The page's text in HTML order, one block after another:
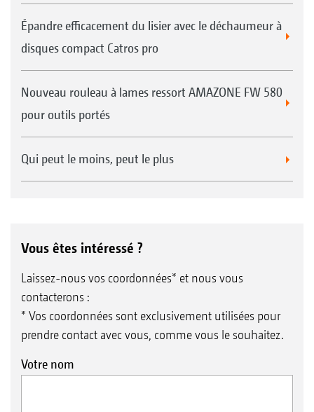
Épandre efficacement du lisier avec le déchaumeur à
disques compact Catros pro
Nouveau rouleau à lames ressort AMAZONE FW 580
pour outils portés
Qui peut le moins, peut le plus
Vous êtes intéressé ?
Laissez-nous vos coordonnées* et nous vous
contacterons :
* Vos coordonnées sont exclusivement utilisées pour
prendre contact avec vous, comme vous le souhaitez.
Votre nom